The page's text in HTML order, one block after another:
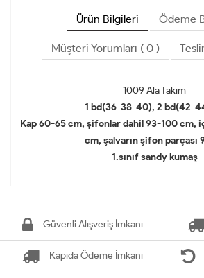
Ürün Bilgileri Ödeme
Müşteri Yorumları ( 0 )
1009 Ala Takım
1 bd(36-38-40), 2 bd(42-
Kap 60-65 cm, şifonlar dahil 93-100 cm,
cm, şalvarın şifon parçası
1.sınıf sandy kumaş
Güvenli Alışveriş İmkanı
Kapıda Ödeme İmkanı